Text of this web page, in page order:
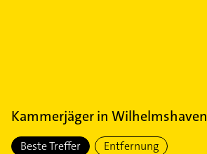
Kammerjägerin Wilhelmshaven
Beste Treffer Entfernung